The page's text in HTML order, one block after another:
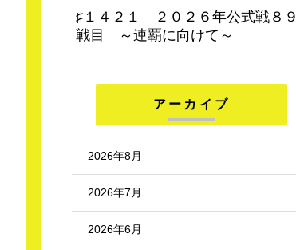
♯１４２１ ２０２６年公式戦８９
戦目 ～連覇に向けて～
アーカイブ
2026年8月
2026年7月
2026年6月